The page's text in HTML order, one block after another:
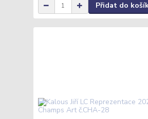
Přidat do